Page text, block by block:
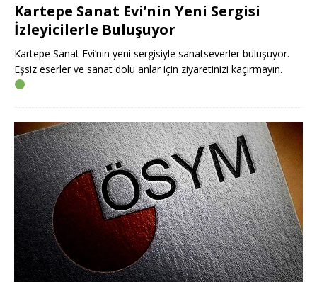
Kartepe Sanat Evi’nin Yeni Sergisi
İzleyicilerle Buluşuyor
Kartepe Sanat Evi’nin yeni sergisiyle sanatseverler buluşuyor.
Eşsiz eserler ve sanat dolu anlar için ziyaretinizi kaçırmayın.